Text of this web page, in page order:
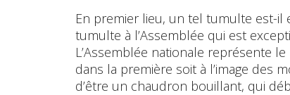
En premier lieu, un tel tumulte est-il
tumulte à l’Assemblée qui est
L’Assemblée nationale représente
dans la première soit à l’image des
d’être un chaudron bouillant, qui